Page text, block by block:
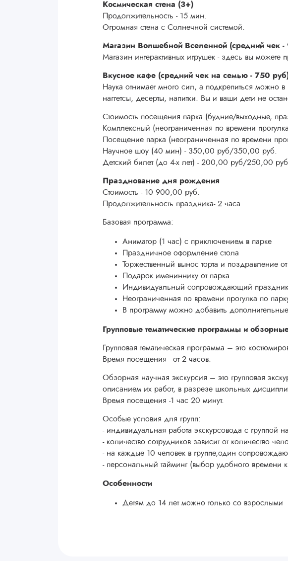
Космическая стена (3+)
Продолжительность - 15 мин.
Огромная стена с Солнечной системой.
Магазин Волшебной Вселенной (средний чек -
Магазин интерактивных игрушек - здесь вы можете
Вкусное кафе (средний чек на семью - 750
Наука отнимает много сил, а подкрепиться
наггетсы, десерты, напитки. Вы и ваши дети не
Стоимость посещения парка (будние/выходные,
Комплексный (неограниченная по времени
Посещение парка (неограниченная по времени
Научное шоу (40 мин) - 350,00 руб/350,00 руб.
Детский билет (до 4-х лет) - 200,00 руб/250,00 руб.
Празднование дня рождения
Стоимость - 10 900,00 руб.
Продолжительность праздника- 2 часа
Базовая программа:
Аниматор (1 час) с приключением в парке
Праздничное оформление стола
Торжественный вынос торта и поздравление от
Подарок имениннику от парка
Индивидуальный сопровождающий
Неограниченная по времени прогулка по
В программу можно добавить дополнительные
Групповые тематические программы и
Групповая тематическая программа – это
Время посещения - от 2 часов.
Обзорная научная экскурсия – это групповая
описанием их работ, в разрезе школьных
Время посещения -1 час 20 минут.
Особые условия для групп:
- индивидуальная работа экскурсовода с группой
- количество сотрудников зависит от количество
- на каждые 10 человек в группе,один
- персональный тайминг (выбор удобного времени
Особенности
Детям до 14 лет можно только со взрослыми